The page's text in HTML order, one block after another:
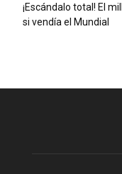
¡Escándalo total! El
si vendía el Mundial